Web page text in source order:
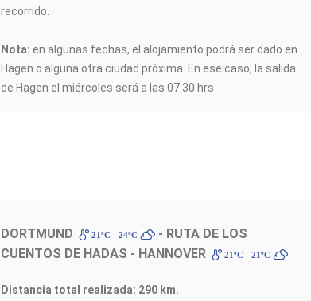
recorrido.
Nota: en algunas fechas, el alojamiento podrá ser dado en
Hagen o alguna otra ciudad próxima. En ese caso, la salida
de Hagen el miércoles será a las 07.30 hrs
DORTMUND 21ºC - 24ºC
- RUTA DE LOS
CUENTOS DE HADAS - HANNOVER
21ºC - 21ºC
Distancia total realizada: 290 km.